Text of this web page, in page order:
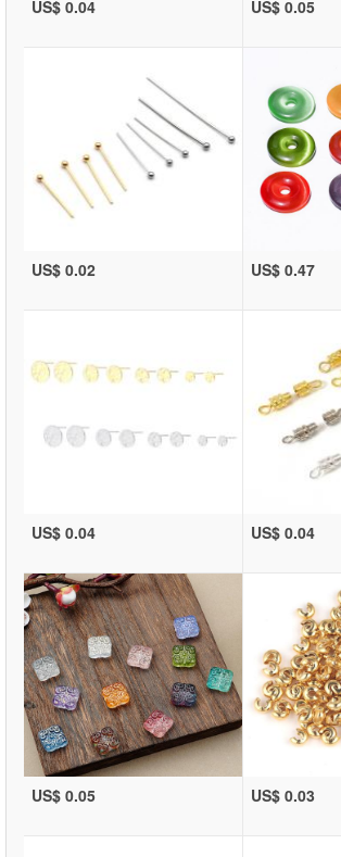
US$ 0.04 US$ 0.05
US$ 0.02 US$ 0.47
US$ 0.04 US$ 0.04
US$ 0.05 US$ 0.03